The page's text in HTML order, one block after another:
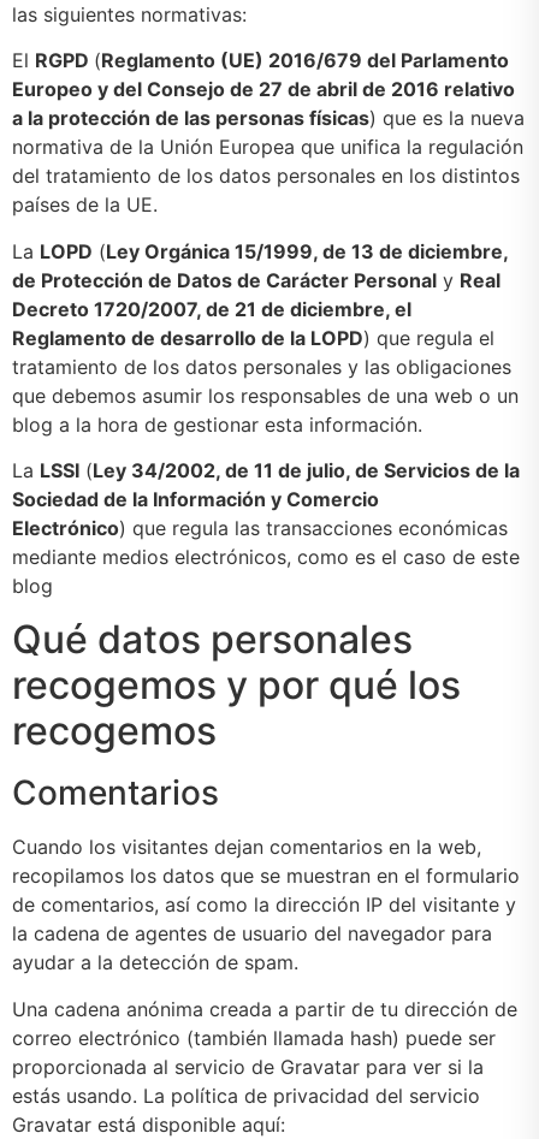
las siguientes normativas:
El RGPD (Reglamento (UE) 2016/679 del Parlamento
Europeo y del Consejo de 27 de abril de 2016 relativo
a la protección de las personas físicas) que es la nueva
normativa de la Unión Europea que unifica la regulación
del tratamiento de los datos personales en los distintos
países de la UE.
La LOPD (Ley Orgánica 15/1999, de 13 de diciembre,
de Protección de Datos de Carácter Personal y Real
Decreto 1720/2007, de 21 de diciembre, el
Reglamento de desarrollo de la LOPD) que regula el
tratamiento de los datos personales y las obligaciones
que debemos asumir los responsables de una web o un
blog a la hora de gestionar esta información.
La LSSI (Ley 34/2002, de 11 de julio, de Servicios de la
Sociedad de la Información y Comercio
Electrónico) que regula las transacciones económicas
mediante medios electrónicos, como es el caso de este
blog
Qué datos personales
recogemos y por qué los
recogemos
Comentarios
Cuando los visitantes dejan comentarios en la web,
recopilamos los datos que se muestran en el formulario
de comentarios, así como la dirección IP del visitante y
la cadena de agentes de usuario del navegador para
ayudar a la detección de spam.
Una cadena anónima creada a partir de tu dirección de
correo electrónico (también llamada hash) puede ser
proporcionada al servicio de Gravatar para ver si la
estás usando. La política de privacidad del servicio
Gravatar está disponible aquí: